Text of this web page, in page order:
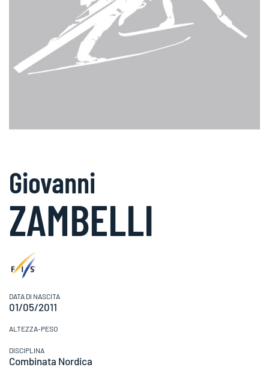
Giovanni
ZAMBELLI
DATA DI NASCITA
01/05/2011
ALTEZZA-PESO
DISCIPLINA
Combinata Nordica